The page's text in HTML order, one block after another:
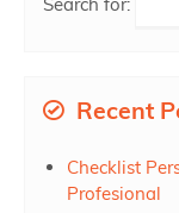
Recent
Checklist
Profesional